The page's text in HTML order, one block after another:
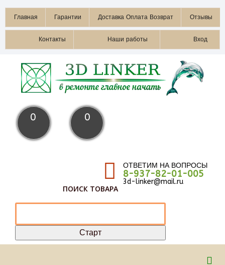
Главная Гарантии Доставка Оплата Возврат Отзывы
Контакты Наши работы Вход
0 0
ОТВЕТИМ НА ВОПРОСЫ
8-937-82-01-005
3d-linker@mail.ru
ПОИСК ТОВАРА